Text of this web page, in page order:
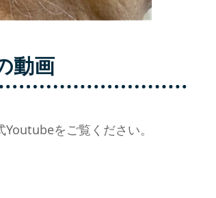
動画
をご覧ください。